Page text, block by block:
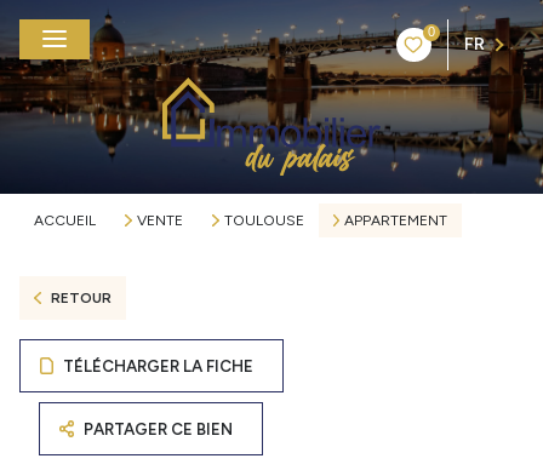
0
FR
ACCUEIL VENTE TOULOUSE APPARTEMENT
RETOUR
TÉLÉCHARGER LA FICHE
PARTAGER CE BIEN